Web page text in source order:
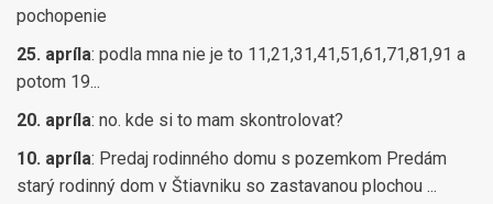
pochopenie
25. apríla: podla mna nie je to 11,21,31,41,51,61,71,81,91 a
potom 19...
20. apríla: no. kde si to mam skontrolovat?
10. apríla: Predaj rodinného domu s pozemkom Predám
starý rodinný dom v Štiavniku so zastavanou plochou ...